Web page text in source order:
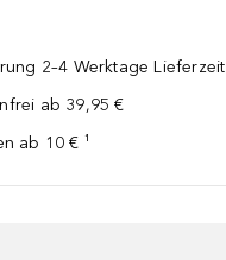
2–4 Werktage Lieferzeit
ab 39,95 €
ab 10 € ¹